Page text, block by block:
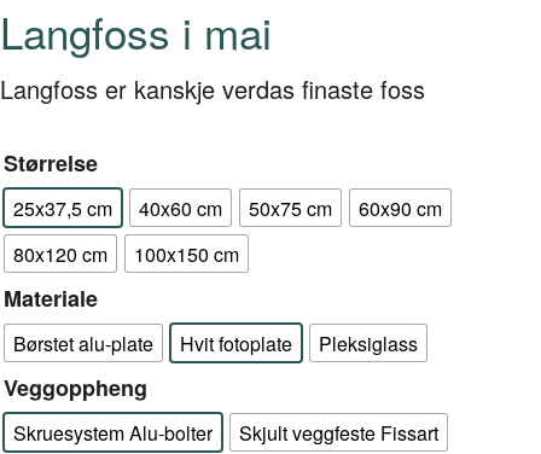
Langfoss i mai
Langfoss er kanskje verdas finaste foss
Størrelse
25x37,5 cm 40x60 cm 50x75 cm
60x90 cm
80x120 cm
100x150 cm
Materiale
Børstet alu-plate Hvit fotoplate Pleksiglass
Veggoppheng
Skruesystem Alu-bolter
Skjult veggfeste Fissart